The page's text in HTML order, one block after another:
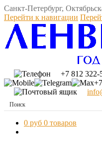
Санкт-Петербург,
Перейти к навигации
+7 812 322-
0 руб 0 товаров